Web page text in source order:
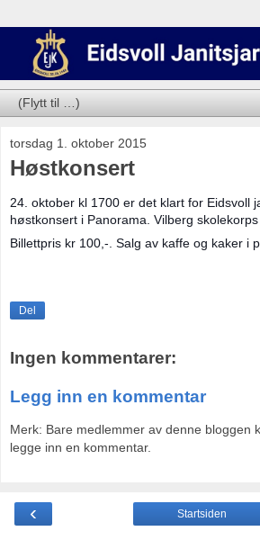
torsdag 1. oktober 2015
Høstkonsert
24. oktober kl 1700 er det klart for Eidsvoll
høstkonsert i Panorama. Vilberg
Billettpris kr 100,-. Salg av kaffe og kaker i
Del
Ingen kommentarer:
Legg inn en kommentar
Merk: Bare medlemmer av denne bloggen
legge inn en kommentar.
‹ Startsiden